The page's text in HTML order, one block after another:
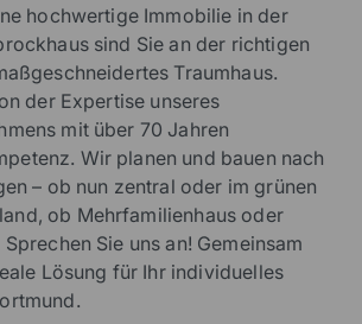
hochwertige Immobilie in der
sind Sie an der richtigen
Traumhaus.
der Expertise unseres
mit über 70 Jahren
Wir planen und bauen nach
– ob nun zentral oder im grünen
ob Mehrfamilienhaus oder
Sie uns an! Gemeinsam
Lösung für Ihr individuelles